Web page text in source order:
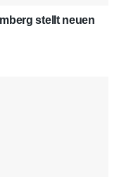
stellt neuen